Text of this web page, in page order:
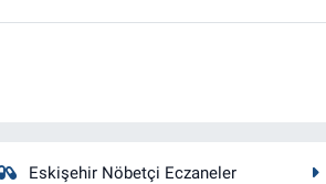
Eskişehir Nöbetçi Eczaneler